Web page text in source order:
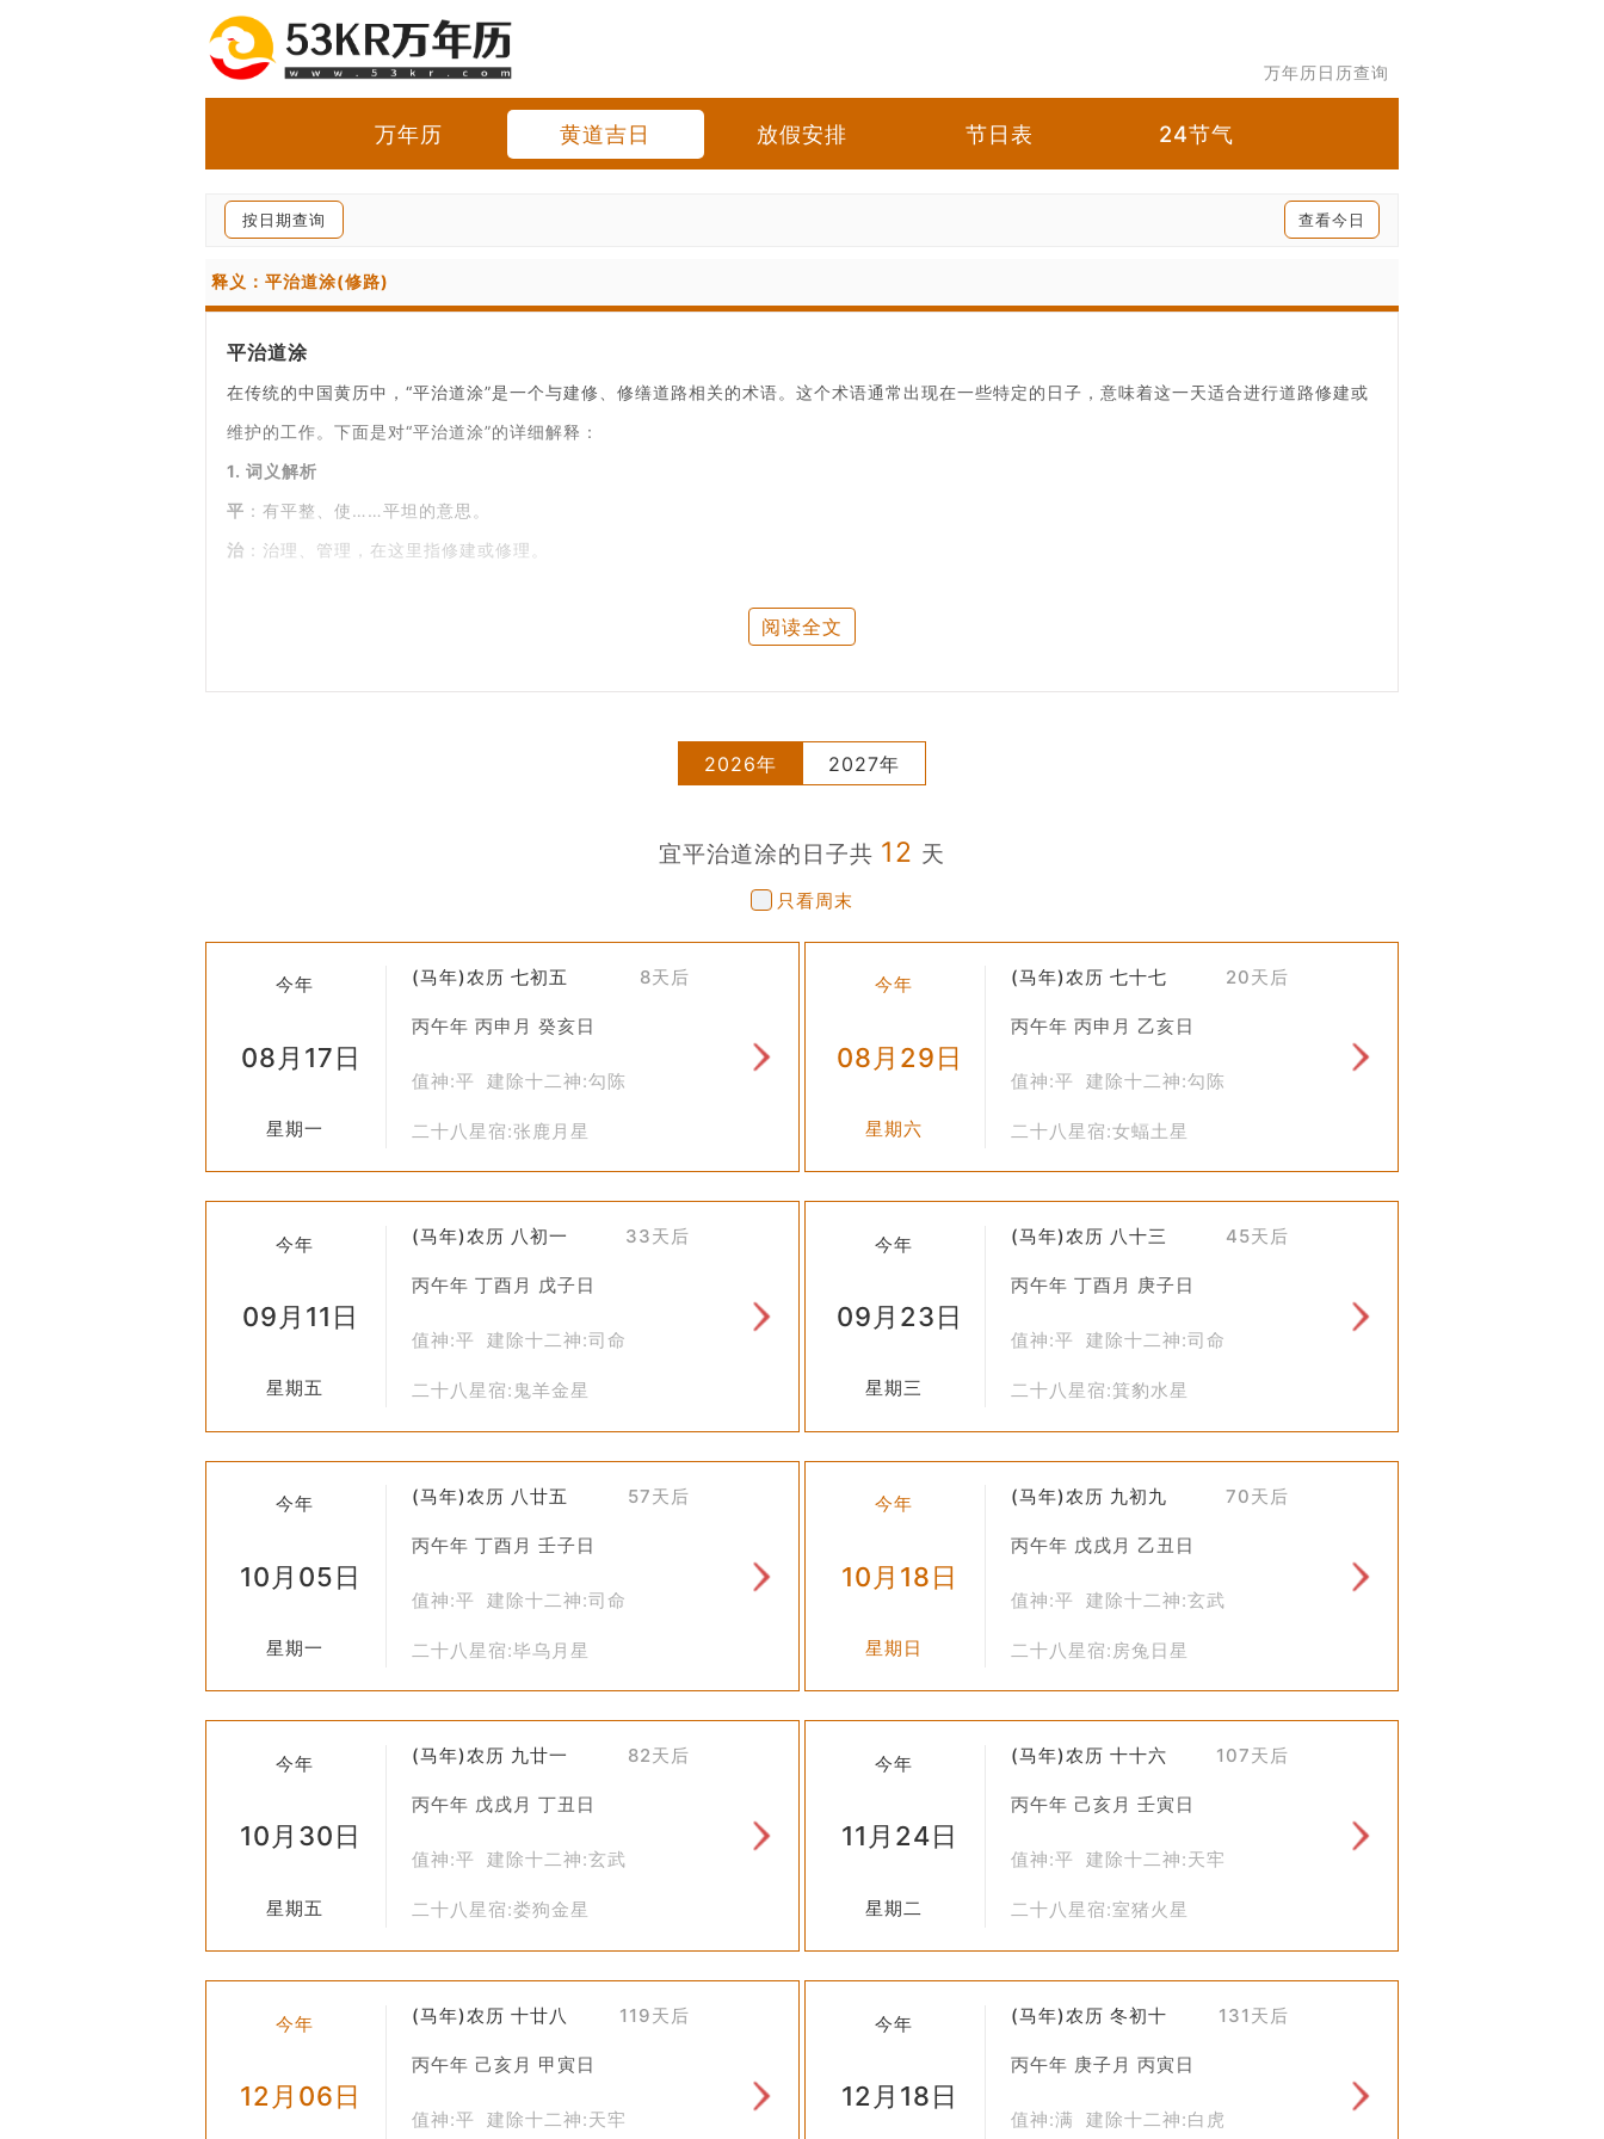
万年历日历查询
万年历 黄道吉日 放假安排 节日表 24节气
按日期查询 查看今日
释义：平治道涂(修路)
平治道涂
在传统的中国黄历中，“平治道涂”是一个与建修、修缮道路相关的术语。这个术语通常出现在一些特定的日子，意味着这一天适合进行道路修建或
维护的工作。下面是对“平治道涂”的详细解释：
1. 词义解析
平 ：有平整、使……平坦的意思。
治 ：治理、管理，在这里指修建或修理。
在古代社会，交通条件相对落后，道路的好坏直接影响到了人们的生活质量以及物资的流通效率。因此，对于道路的修建和维护十分重视。“平治
道涂”作为吉日的选择，体现了古人对道路建设的一种祈福和尊重。
“平治道涂”通常被选作修建新路、修补旧路、拓宽道路等工程活动的吉日。在过去，这样的选择被认为能够得到神灵的保佑，使得工程顺利进行，
4.现代意义
虽然现代社会已经不再完全依赖于黄历来决定日常活动，但在一些地区，尤其是农村地区，人们仍然会参考黄历上的吉日来进行重要的活动，包括
修路等公共设施建设。这不仅是一种传统文化的延续，也反映了人们对美好生活的期待和对自然环境的敬畏之心。
5.注意事项
现代化施工应遵循科学规划原则，确保工程质量。
建设和乡村发展中，如何更好地继承和发展这一传统智慧。
阅读全文
2026年 2027年
宜平治道涂的日子共 12 天
只看周末
今年
08月17日
星期一
(马年)农历 七初五 8天后
丙午年 丙申月 癸亥日
值神:平 建除十二神:勾陈
二十八星宿:张鹿月星
今年
08月29日
星期六
(马年)农历 七十七 20天后
丙午年 丙申月 乙亥日
值神:平 建除十二神:勾陈
二十八星宿:女蝠土星
今年
09月11日
星期五
(马年)农历 八初一 33天后
丙午年 丁酉月 戊子日
值神:平 建除十二神:司命
二十八星宿:鬼羊金星
今年
09月23日
星期三
(马年)农历 八十三 45天后
丙午年 丁酉月 庚子日
值神:平 建除十二神:司命
二十八星宿:箕豹水星
今年
10月05日
星期一
(马年)农历 八廿五 57天后
丙午年 丁酉月 壬子日
值神:平 建除十二神:司命
二十八星宿:毕乌月星
今年
10月18日
星期日
(马年)农历 九初九 70天后
丙午年 戊戌月 乙丑日
值神:平 建除十二神:玄武
二十八星宿:房兔日星
今年
10月30日
星期五
(马年)农历 九廿一 82天后
丙午年 戊戌月 丁丑日
值神:平 建除十二神:玄武
二十八星宿:娄狗金星
今年
11月24日
星期二
(马年)农历 十十六 107天后
丙午年 己亥月 壬寅日
值神:平 建除十二神:天牢
二十八星宿:室猪火星
今年
12月06日
(马年)农历 十廿八 119天后
丙午年 己亥月 甲寅日
值神:平 建除十二神:天牢
今年
12月18日
(马年)农历 冬初十 131天后
丙午年 庚子月 丙寅日
值神:满 建除十二神:白虎